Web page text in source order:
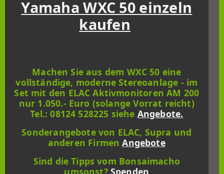
Yamaha WXC 50 einzeln
kaufen
Machen Sie aus dem WXC 50 eine
vollständige, moderne Stereoanlage - im
Set mit den ELAC Aktivmonitoren AM 200
nur 1.050.- Euro (solange Vorrat reicht)
Tel.: 08124 528225 siehe Angebote.
Sonderangebote von ELAC, Supra und
anderen FirmenAngebote
Sind die Tipps vom Bonsaimacho
umsonst? Spenden